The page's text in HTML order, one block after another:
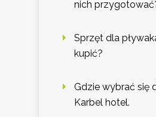
nich
Sprzęt dla
kupić?
Gdzie wybrać się
Karbel hotel.